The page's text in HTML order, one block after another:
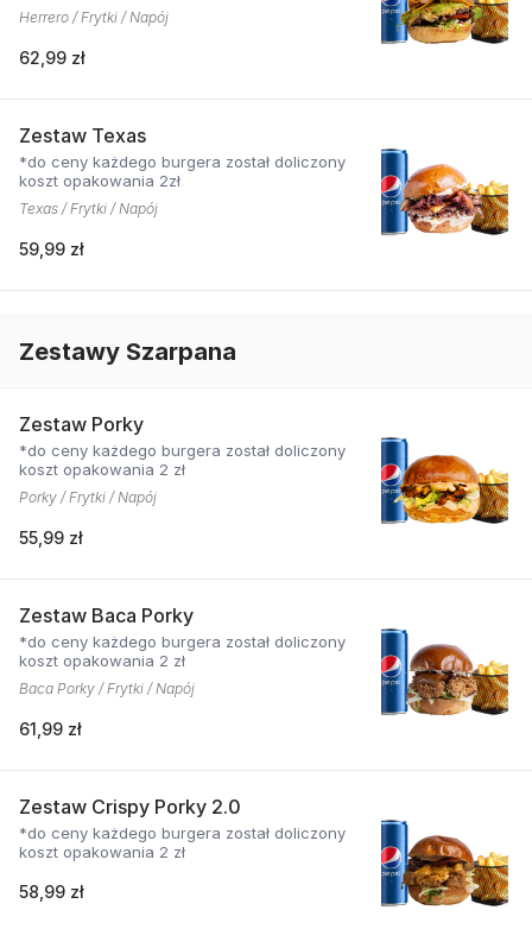
Herrero / Frytki / Napój
62,99 zł
Zestaw Texas
*do ceny każdego burgera został doliczony
koszt opakowania 2zł
Texas / Frytki / Napój
59,99 zł
Zestawy Szarpana
Zestaw Porky
*do ceny każdego burgera został doliczony
koszt opakowania 2 zł
Porky / Frytki / Napój
55,99 zł
Zestaw Baca Porky
*do ceny każdego burgera został doliczony
koszt opakowania 2 zł
Baca Porky / Frytki / Napój
61,99 zł
Zestaw Crispy Porky 2.0
*do ceny każdego burgera został doliczony
koszt opakowania 2 zł
58,99 zł